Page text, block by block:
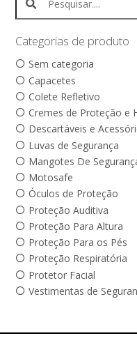
Categorias de produto
Sem categoria
Capacetes
Colete Refletivo
Cremes de Proteção e
Descartáveis e
Luvas de Segurança
Mangotes De
Motosafe
Óculos de Proteção
Proteção Auditiva
Proteção Para Altura
Proteção Para os Pés
Proteção Respiratória
Protetor Facial
Vestimentas de